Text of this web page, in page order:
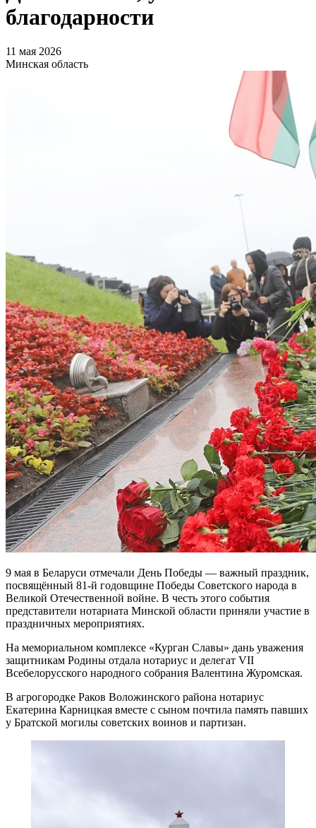
благодарности
11 мая 2026
Минская область
9 мая в Беларуси отмечали День Победы — важный праздник,
посвящённый 81-й годовщине Победы Советского народа в
Великой Отечественной войне. В честь этого события
представители нотариата Минской области приняли участие в
праздничных мероприятиях.
На мемориальном комплексе «Курган Славы» дань уважения
защитникам Родины отдала нотариус и делегат VII
Всебелорусского народного собрания Валентина Журомская.
В агрогородке Раков Воложинского района нотариус
Екатерина Карницкая вместе с сыном почтила память павших
у Братской могилы советских воинов и партизан.